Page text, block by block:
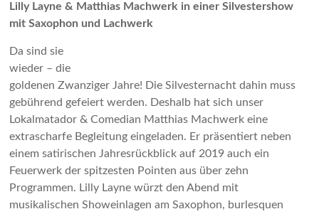
Lilly Layne & Matthias Machwerk in einer Silvestershow
mit Saxophon und Lachwerk
Da sind sie
wieder – die
goldenen Zwanziger Jahre! Die Silvesternacht dahin muss
gebührend gefeiert werden. Deshalb hat sich unser
Lokalmatador & Comedian Matthias Machwerk eine
extrascharfe Begleitung eingeladen. Er präsentiert neben
einem satirischen Jahresrückblick auf 2019 auch ein
Feuerwerk der spitzesten Pointen aus über zehn
Programmen. Lilly Layne würzt den Abend mit
musikalischen Showeinlagen am Saxophon, burlesquen